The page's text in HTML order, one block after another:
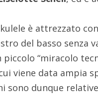
è attrezzato
del basso senza
piccolo “miracolo
viene data ampia
sono dunque